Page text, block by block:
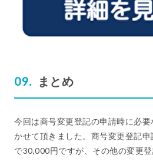
まとめ
今回は商号変更登記の申請時に必
かせて頂きました。商号変更登記
で30,000円ですが、その他の変更